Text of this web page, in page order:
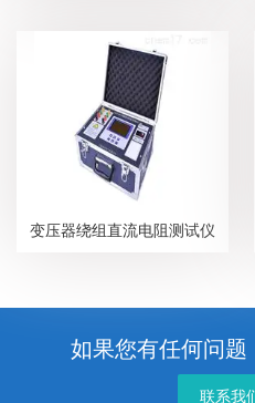
变压器绕组直流电阻测试仪
如果您有任何问题
联系我